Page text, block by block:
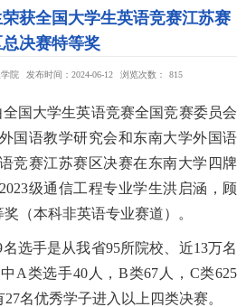
获全国大学生英语竞赛江苏赛
总决赛特等奖
院 发布时间：2024-06-12 浏览次数： 815
国大学生英语竞赛全国竞赛委员会
国语教学研究会和东南大学外国语
竞赛江苏赛区决赛在东南大学四牌
级通信工程专业学生洪启涵，顾
（本科非英语专业赛道）。
手是从我省95所院校、近13万名
A类选手40人，B类67人，C类625
名优秀学子进入以上四类决赛。